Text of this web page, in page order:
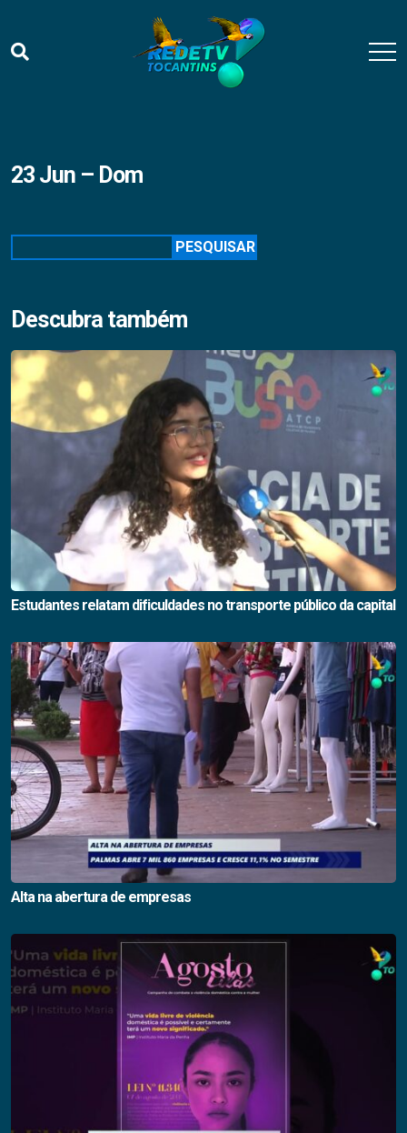
23 Jun – Dom
PESQUISAR
Descubra também
Estudantes relatam dificuldades no transporte público da capital
Alta na abertura de empresas